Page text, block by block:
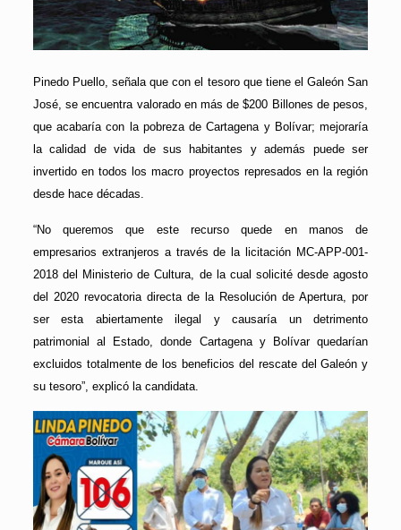
Pinedo Puello, señala que con el tesoro que tiene el Galeón San
José, se encuentra valorado en más de $200 Billones de pesos,
que acabaría con la pobreza de Cartagena y Bolívar; mejoraría
la calidad de vida de sus habitantes y además puede ser
invertido en todos los macro proyectos represados en la región
desde hace décadas.
“No queremos que este recurso quede en manos de
empresarios extranjeros a través de la licitación MC-APP-001-
2018 del Ministerio de Cultura, de la cual solicité desde agosto
del 2020 revocatoria directa de la Resolución de Apertura, por
ser esta abiertamente ilegal y causaría un detrimento
patrimonial al Estado, donde Cartagena y Bolívar quedarían
excluidos totalmente de los beneficios del rescate del Galeón y
su tesoro”, explicó la candidata.